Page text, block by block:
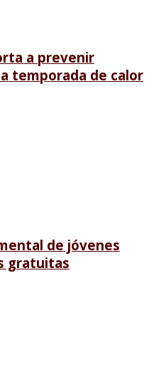
a prevenir
temporada de calor
de jóvenes
gratuitas